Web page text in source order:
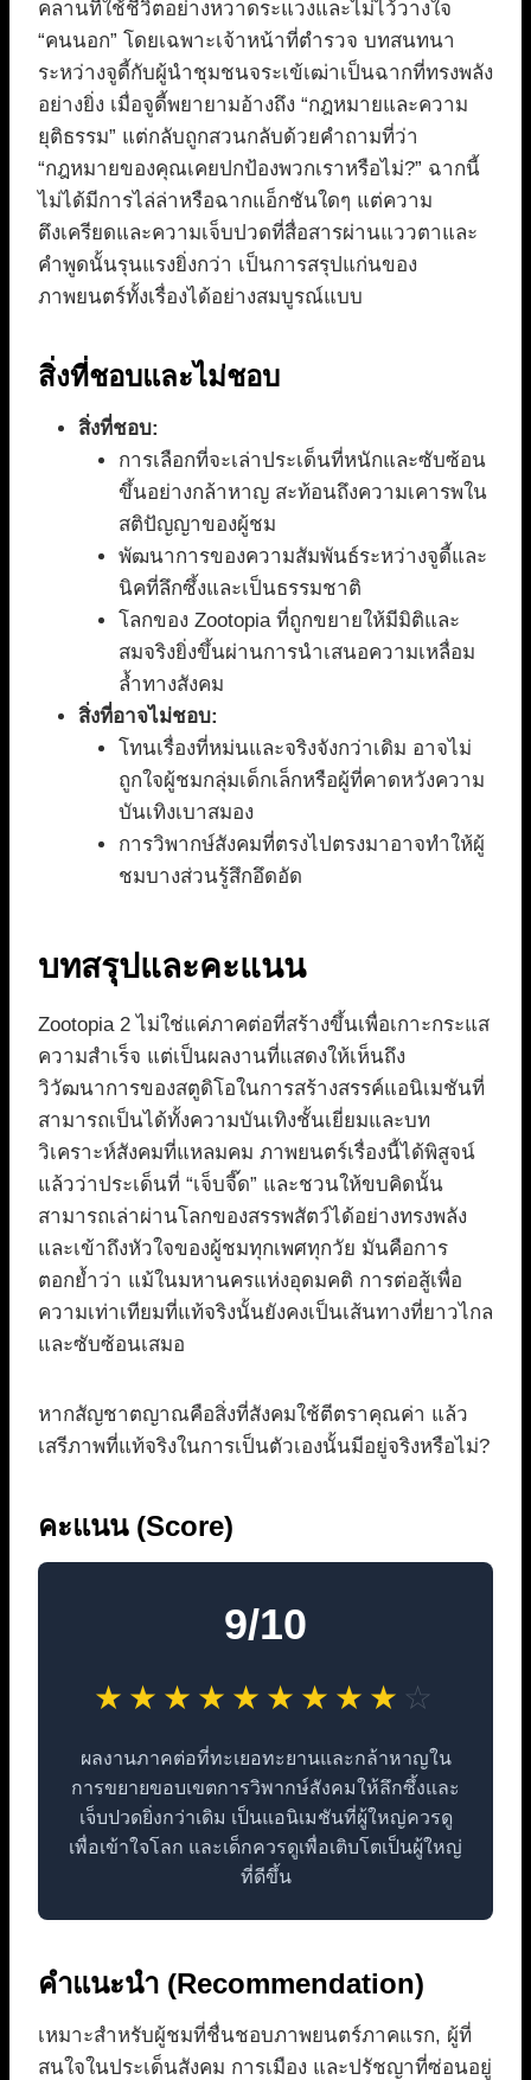
คลานที่ใช้ชีวิตอย่างหวาดระแวงและไม่ไว้วางใจ
“คนนอก” โดยเฉพาะเจ้าหน้าที่ตำรวจ บทสนทนา
ระหว่างจูดี้กับผู้นำชุมชนจระเข้เฒ่าเป็นฉากที่ทรงพลัง
อย่างยิ่ง เมื่อจูดี้พยายามอ้างถึง “กฎหมายและความ
ยุติธรรม” แต่กลับถูกสวนกลับด้วยคำถามที่ว่า
“กฎหมายของคุณเคยปกป้องพวกเราหรือไม่?” ฉากนี้
ไม่ได้มีการไล่ล่าหรือฉากแอ็กชันใดๆ แต่ความ
ตึงเครียดและความเจ็บปวดที่สื่อสารผ่านแววตาและ
คำพูดนั้นรุนแรงยิ่งกว่า เป็นการสรุปแก่นของ
ภาพยนตร์ทั้งเรื่องได้อย่างสมบูรณ์แบบ
สิ่งที่ชอบและไม่ชอบ
สิ่งที่ชอบ:
การเลือกที่จะเล่าประเด็นที่หนักและซับซ้อน
ขึ้นอย่างกล้าหาญ สะท้อนถึงความเคารพใน
สติปัญญาของผู้ชม
พัฒนาการของความสัมพันธ์ระหว่างจูดี้และ
นิคที่ลึกซึ้งและเป็นธรรมชาติ
โลกของ Zootopia ที่ถูกขยายให้มีมิติและ
สมจริงยิ่งขึ้นผ่านการนำเสนอความเหลื่อม
ล้ำทางสังคม
สิ่งที่อาจไม่ชอบ:
โทนเรื่องที่หม่นและจริงจังกว่าเดิม อาจไม่
ถูกใจผู้ชมกลุ่มเด็กเล็กหรือผู้ที่คาดหวังความ
บันเทิงเบาสมอง
การวิพากษ์สังคมที่ตรงไปตรงมาอาจทำให้ผู้
ชมบางส่วนรู้สึกอึดอัด
บทสรุปและคะแนน
Zootopia 2 ไม่ใช่แค่ภาคต่อที่สร้างขึ้นเพื่อเกาะกระแส
ความสำเร็จ แต่เป็นผลงานที่แสดงให้เห็นถึง
วิวัฒนาการของสตูดิโอในการสร้างสรรค์แอนิเมชันที่
สามารถเป็นได้ทั้งความบันเทิงชั้นเยี่ยมและบท
วิเคราะห์สังคมที่แหลมคม ภาพยนตร์เรื่องนี้ได้พิสูจน์
แล้วว่าประเด็นที่ “เจ็บจี๊ด” และชวนให้ขบคิดนั้น
สามารถเล่าผ่านโลกของสรรพสัตว์ได้อย่างทรงพลัง
และเข้าถึงหัวใจของผู้ชมทุกเพศทุกวัย มันคือการ
ตอกย้ำว่า แม้ในมหานครแห่งอุดมคติ การต่อสู้เพื่อ
ความเท่าเทียมที่แท้จริงนั้นยังคงเป็นเส้นทางที่ยาวไกล
และซับซ้อนเสมอ
หากสัญชาตญาณคือสิ่งที่สังคมใช้ตีตราคุณค่า แล้ว
เสรีภาพที่แท้จริงในการเป็นตัวเองนั้นมีอยู่จริงหรือไม่?
คะแนน (Score)
9/10
★ ★ ★ ★ ★ ★ ★ ★ ★ ☆
ผลงานภาคต่อที่ทะเยอทะยานและกล้าหาญใน
การขยายขอบเขตการวิพากษ์สังคมให้ลึกซึ้งและ
เจ็บปวดยิ่งกว่าเดิม เป็นแอนิเมชันที่ผู้ใหญ่ควรดู
เพื่อเข้าใจโลก และเด็กควรดูเพื่อเติบโตเป็นผู้ใหญ่
ที่ดีขึ้น
คำแนะนำ (Recommendation)
เหมาะสำหรับผู้ชมที่ชื่นชอบภาพยนตร์ภาคแรก, ผู้ที่
สนใจในประเด็นสังคม การเมือง และปรัชญาที่ซ่อนอยู่